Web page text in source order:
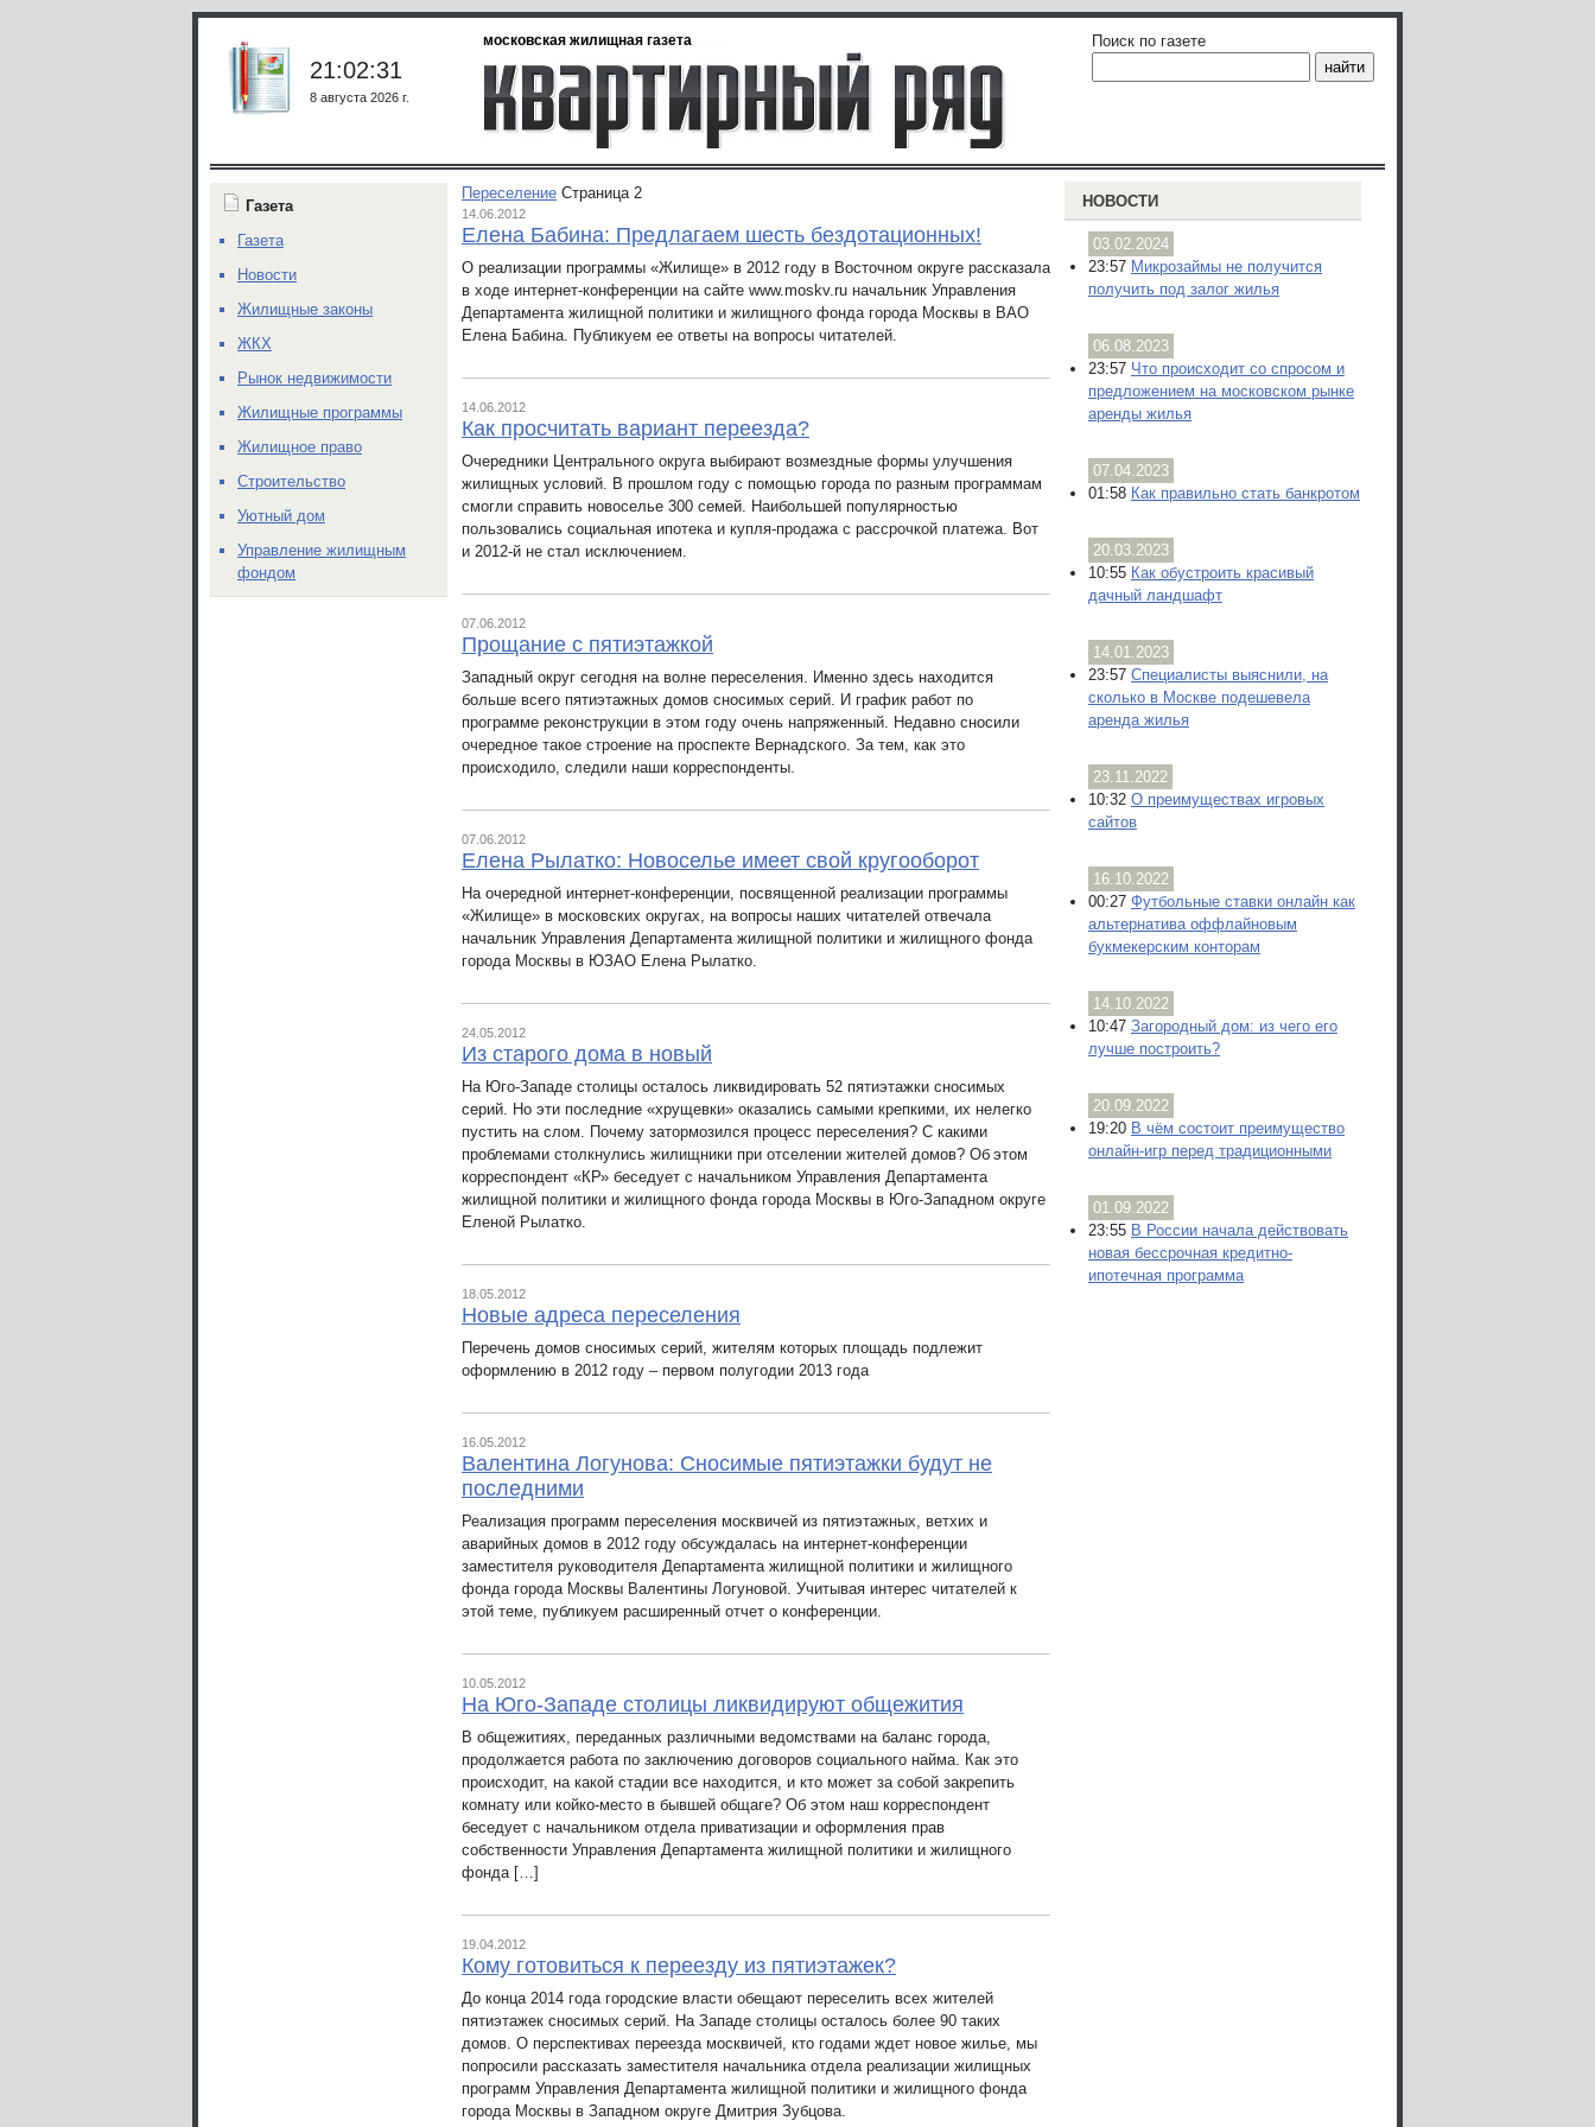
московская жилищная газета
21:02:31
8 августа 2026 г.
Поиск по газете
Переселение Страница 2
14.06.2012
Елена Бабина: Предлагаем шесть бездотационных!
О реализации программы «Жилище» в 2012 году в Восточном округе рассказала
в ходе интернет-конференции на сайте www.moskv.ru начальник Управления
Департамента жилищной политики и жилищного фонда города Москвы в ВАО
Елена Бабина. Публикуем ее ответы на вопросы читателей.
14.06.2012
Как просчитать вариант переезда?
Очередники Центрального округа выбирают возмездные формы улучшения
жилищных условий. В прошлом году с помощью города по разным программам
смогли справить новоселье 300 семей. Наибольшей популярностью
пользовались социальная ипотека и купля-продажа с рассрочкой платежа. Вот
и 2012-й не стал исключением.
07.06.2012
Прощание с пятиэтажкой
Западный округ сегодня на волне переселения. Именно здесь находится
больше всего пятиэтажных домов сносимых серий. И график работ по
программе реконструкции в этом году очень напряженный. Недавно сносили
очередное такое строение на проспекте Вернадского. За тем, как это
происходило, следили наши корреспонденты.
07.06.2012
Елена Рылатко: Новоселье имеет свой кругооборот
На очередной интернет-конференции, посвященной реализации программы
«Жилище» в московских округах, на вопросы наших читателей отвечала
начальник Управления Департамента жилищной политики и жилищного фонда
города Москвы в ЮЗАО Елена Рылатко.
24.05.2012
Из старого дома в новый
На Юго-Западе столицы осталось ликвидировать 52 пятиэтажки сносимых
серий. Но эти последние «хрущевки» оказались самыми крепкими, их нелегко
пустить на слом. Почему затормозился процесс переселения? С какими
проблемами столкнулись жилищники при отселении жителей домов? Об этом
корреспондент «КР» беседует с начальником Управления Департамента
жилищной политики и жилищного фонда города Москвы в Юго-Западном округе
Еленой Рылатко.
18.05.2012
Новые адреса переселения
Перечень домов сносимых серий, жителям которых площадь подлежит
оформлению в 2012 году – первом полугодии 2013 года
16.05.2012
Валентина Логунова: Сносимые пятиэтажки будут не
последними
Реализация программ переселения москвичей из пятиэтажных, ветхих и
аварийных домов в 2012 году обсуждалась на интернет-конференции
заместителя руководителя Департамента жилищной политики и жилищного
фонда города Москвы Валентины Логуновой. Учитывая интерес читателей к
этой теме, публикуем расширенный отчет о конференции.
10.05.2012
На Юго-Западе столицы ликвидируют общежития
В общежитиях, переданных различными ведомствами на баланс города,
продолжается работа по заключению договоров социального найма. Как это
происходит, на какой стадии все находится, и кто может за собой закрепить
комнату или койко-место в бывшей общаге? Об этом наш корреспондент
беседует с начальником отдела приватизации и оформления прав
собственности Управления Департамента жилищной политики и жилищного
фонда […]
19.04.2012
Кому готовиться к переезду из пятиэтажек?
До конца 2014 года городские власти обещают переселить всех жителей
пятиэтажек сносимых серий. На Западе столицы осталось более 90 таких
домов. О перспективах переезда москвичей, кто годами ждет новое жилье, мы
попросили рассказать заместителя начальника отдела реализации жилищных
программ Управления Департамента жилищной политики и жилищного фонда
города Москвы в Западном округе Дмитрия Зубцова.
НОВОСТИ
03.02.2024
23:57 Микрозаймы не получится
получить под залог жилья
06.08.2023
23:57 Что происходит со спросом и
предложением на московском рынке
аренды жилья
07.04.2023
01:58 Как правильно стать банкротом
20.03.2023
10:55 Как обустроить красивый
дачный ландшафт
14.01.2023
23:57 Специалисты выяснили, на
сколько в Москве подешевела
аренда жилья
23.11.2022
10:32 О преимуществах игровых
сайтов
16.10.2022
00:27 Футбольные ставки онлайн как
альтернатива оффлайновым
букмекерским конторам
14.10.2022
10:47 Загородный дом: из чего его
лучше построить?
20.09.2022
19:20 В чём состоит преимущество
онлайн-игр перед традиционными
01.09.2022
23:55 В России начала действовать
новая бессрочная кредитно-
ипотечная программа
Газета
Газета
Новости
Жилищные законы
ЖКХ
Рынок недвижимости
Жилищные программы
Жилищное право
Строительство
Уютный дом
Управление жилищным
фондом